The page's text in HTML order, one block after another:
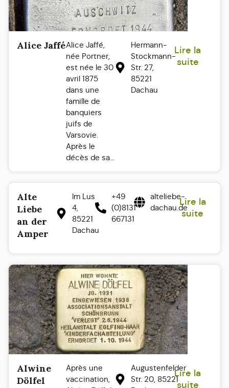
Alice JafféAlice Jaffé,
née Portner,
est née le 30
avril 1875
dans une
famille de
banquiers
juifs de
Varsovie.
Après le
décès de sa...
Hermann-
Stockmann-
Str. 27,
85221
Dachau
Lire la
suite
Alte
Liebe
an der
Amper
Im Lus
4,
85221
Dachau
+49
(0)8131
667131
alteliebe-
dachau.de
Lire la
suite
Alwine
Dölfel
Après une
vaccination,
Augustenfelder
Str. 20, 85221
Lire la
suite